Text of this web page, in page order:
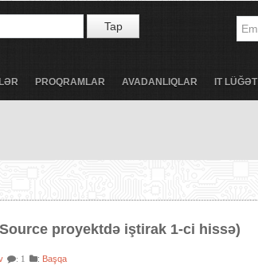
Tap
PROQRAMLAR AVADANLIQLAR IT LÜĞƏT
proyektdə iştirak 1-ci hissə)
: 1 : Başqa